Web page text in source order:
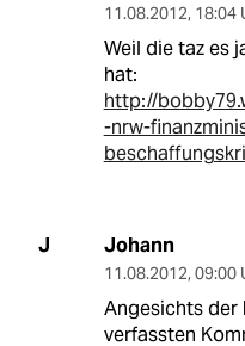
11.08.2012, 18:04
Weil die taz es
hat:
http://
-nrw-
J Johann
11.08.2012, 09:00
Angesichts der
verfassten